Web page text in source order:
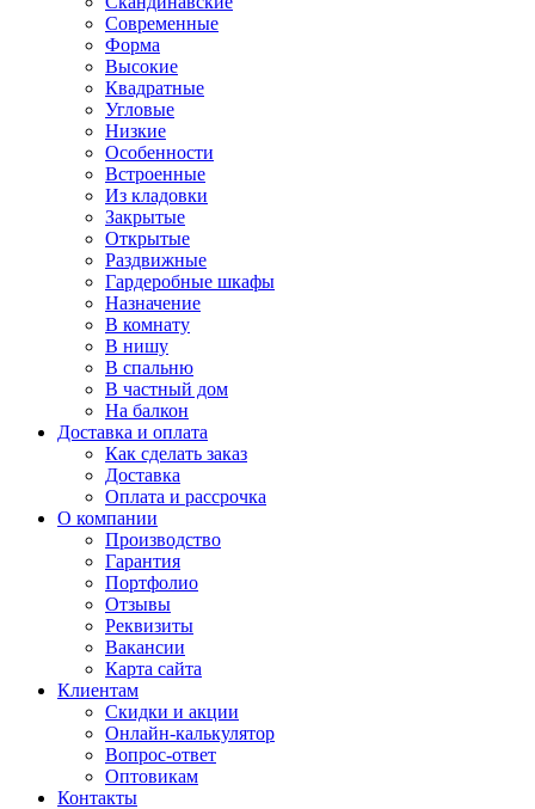
Современные
Форма
Высокие
Квадратные
Угловые
Низкие
Особенности
Встроенные
Из кладовки
Закрытые
Открытые
Раздвижные
Гардеробные шкафы
Назначение
В комнату
В нишу
В спальню
В частный дом
На балкон
Доставка и оплата
Как сделать заказ
Доставка
Оплата и рассрочка
О компании
Производство
Гарантия
Портфолио
Отзывы
Реквизиты
Вакансии
Карта сайта
Клиентам
Скидки и акции
Онлайн-калькулятор
Вопрос-ответ
Оптовикам
Контакты